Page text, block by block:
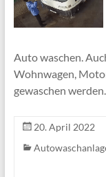
Auto waschen.
Wohnwagen,
gewaschen
20. April 2022